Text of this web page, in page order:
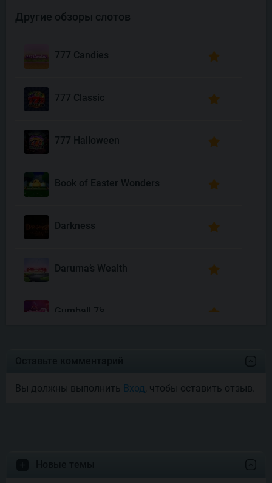
Другие обзоры слотов
777 Candies
777 Classic
777 Halloween
Book of Easter Wonders
Darkness
Daruma’s Wealth
Gumball 7’s
Money Mariachi Infinity
Вы должны выполнить Вход, чтобы оставить отзыв.